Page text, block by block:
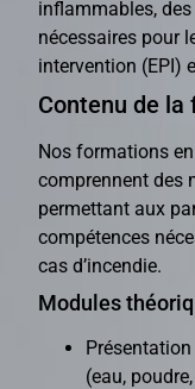
inflammables,
nécessaires pour
intervention (EPI)
Contenu de la
Nos formations
comprennent des
permettant aux
compétences
cas d’incendie.
Modules
(eau,